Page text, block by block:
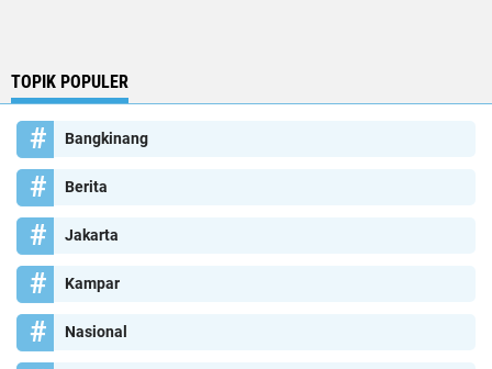
TOPIK POPULER
Bangkinang
Berita
Jakarta
Kampar
Nasional